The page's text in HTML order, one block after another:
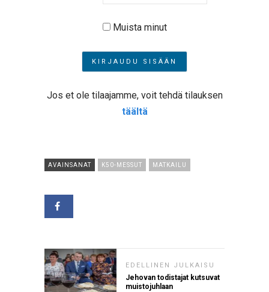
Muista minut
Jos et ole tilaajamme, voit tehdä tilauksen
täältä
AVAINSANAT K50-MESSUT MATKAILU
EDELLINEN JULKAISU
Jehovan todistajat kutsuvat
muistojuhlaan